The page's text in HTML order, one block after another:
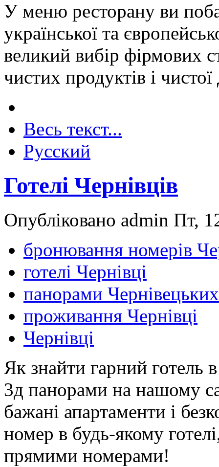
У меню ресторану ви
української та
великий вибір фірмових
чистих продуктів і
Весь текст...
Русский
Готелі Чернівців
Опубліковано admin Пт,
бронювання номерів
готелі Чернівці
панорами Чернівецьких
проживання Чернівці
Чернівці
Як знайти гарний готель
3д панорами на нашому
бажані апартаменти і
номер в будь-якому
прямими номерами!